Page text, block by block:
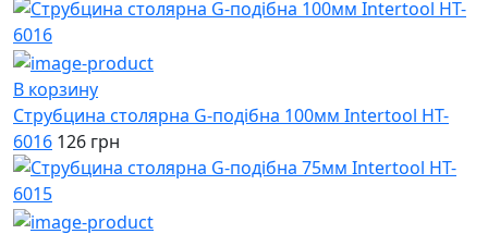
В корзину
Струбцина столярна G-подібна 100мм Intertool HT-
6016 126 грн